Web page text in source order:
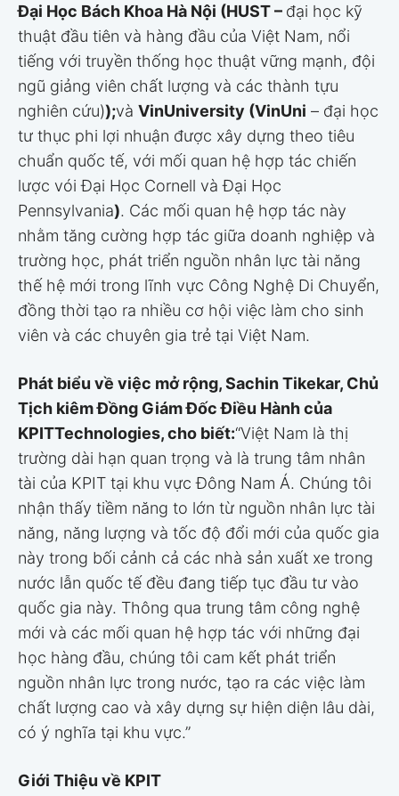
Đại Học Bách Khoa Hà Nội (HUST – đại học kỹ
thuật đầu tiên và hàng đầu của Việt Nam, nổi
tiếng với truyền thống học thuật vững mạnh, đội
ngũ giảng viên chất lượng và các thành tựu
nghiên cứu));và VinUniversity (VinUni – đại học
tư thục phi lợi nhuận được xây dựng theo tiêu
chuẩn quốc tế, với mối quan hệ hợp tác chiến
lược vói Đại Học Cornell và Đại Học
Pennsylvania). Các mối quan hệ hợp tác này
nhằm tăng cường hợp tác giữa doanh nghiệp và
trường học, phát triển nguồn nhân lực tài năng
thế hệ mới trong lĩnh vực Công Nghệ Di Chuyển,
đồng thời tạo ra nhiều cơ hội việc làm cho sinh
viên và các chuyên gia trẻ tại Việt Nam.
Phát biểu về việc mở rộng, Sachin Tikekar, Chủ
Tịch kiêm Đồng Giám Đốc Điều Hành của
KPITTechnologies, cho biết:“Việt Nam là thị
trường dài hạn quan trọng và là trung tâm nhân
tài của KPIT tại khu vực Đông Nam Á. Chúng tôi
nhận thấy tiềm năng to lớn từ nguồn nhân lực tài
năng, năng lượng và tốc độ đổi mới của quốc gia
này trong bối cảnh cả các nhà sản xuất xe trong
nước lẫn quốc tế đều đang tiếp tục đầu tư vào
quốc gia này. Thông qua trung tâm công nghệ
mới và các mối quan hệ hợp tác với những đại
học hàng đầu, chúng tôi cam kết phát triển
nguồn nhân lực trong nước, tạo ra các việc làm
chất lượng cao và xây dựng sự hiện diện lâu dài,
có ý nghĩa tại khu vực.”
Giới Thiệu về KPIT